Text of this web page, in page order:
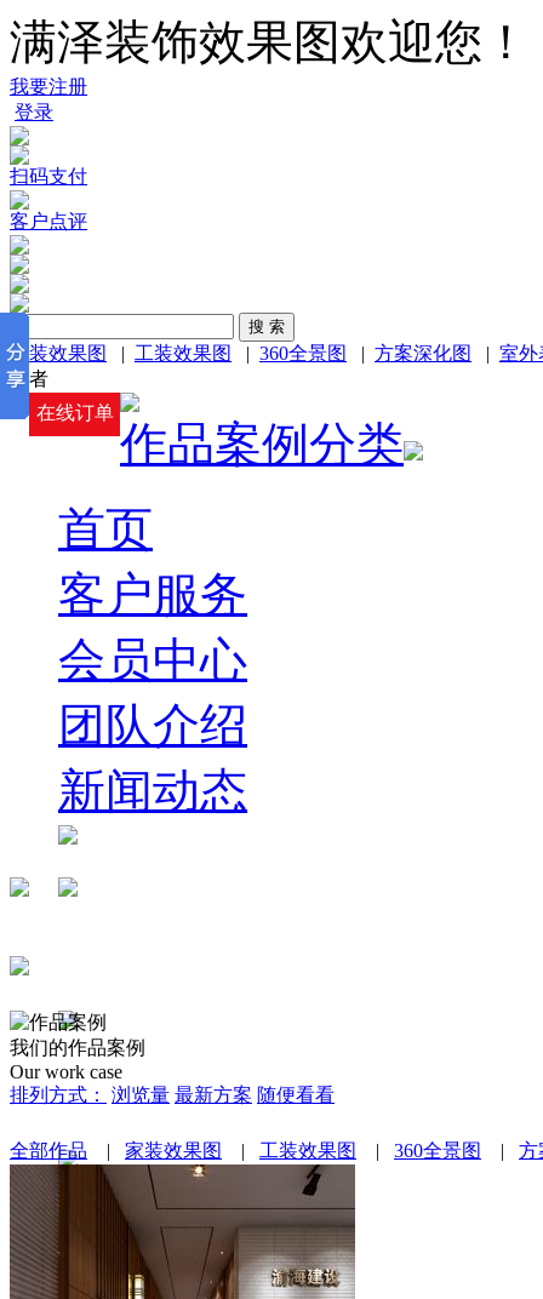
满泽装饰效果图欢迎您！
我要注册
登录
扫码支付
客户点评
家装效果图 | 工装效果图 | 360全景图 | 方案深化图 | 室外
或者
在线订单
作品案例分类
首页
客户服务
会员中心
团队介绍
新闻动态
我们的作品案例
Our work case
排列方式：
浏览量 最新方案 随便看看
全部作品 | 家装效果图 | 工装效果图 | 360全景图 | 方